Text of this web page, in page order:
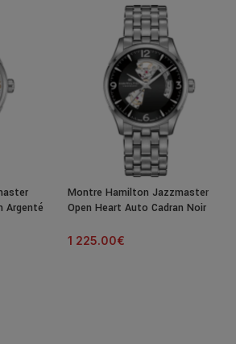
Argenté
Montre Hamilton Jazzmaster
Open Heart Auto Cadran Noir
1 225.00€